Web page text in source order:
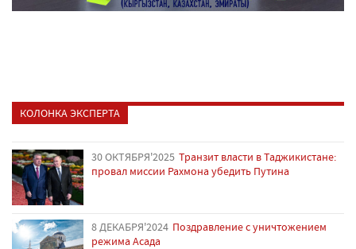
КОЛОНКА ЭКСПЕРТА
30 ОКТЯБРЯ'2025 Транзит власти в Таджикистане:
провал миссии Рахмона убедить Путина
8 ДЕКАБРЯ'2024 Поздравление с уничтожением
режима Асада